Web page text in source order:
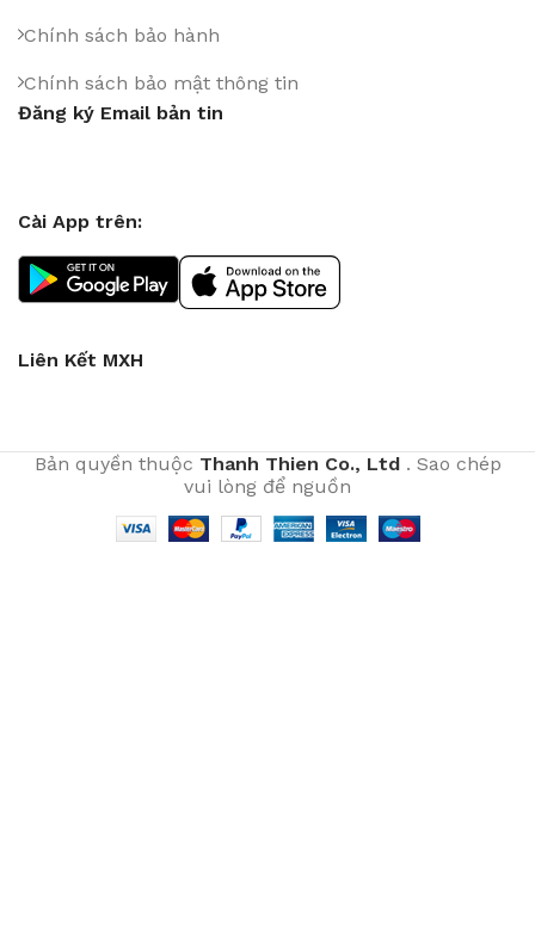
Chính sách bảo hành
Chính sách bảo mật thông tin
Đăng ký Email bản tin
Cài App trên:
Liên Kết MXH
Bản quyền thuộc Thanh Thien Co., Ltd. Sao chép
vui lòng để nguồn